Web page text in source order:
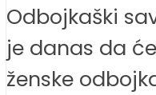
Odbojkaški
je danas da
ženske